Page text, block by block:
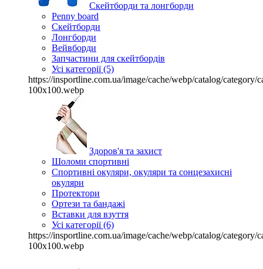
Скейтборди та лонгборди
Penny board
Скейтборди
Лонгборди
Вейвборди
Запчастини для скейтбордів
Усі категорії (5)
https://insportline.com.ua/image/cache/webp/catalog/category/
100x100.webp
Здоров'я та захист
Шоломи спортивні
Спортивні окуляри, окуляри та сонцезахисні
окуляри
Протектори
Ортези та бандажі
Вставки для взуття
Усі категорії (6)
https://insportline.com.ua/image/cache/webp/catalog/category/
100x100.webp